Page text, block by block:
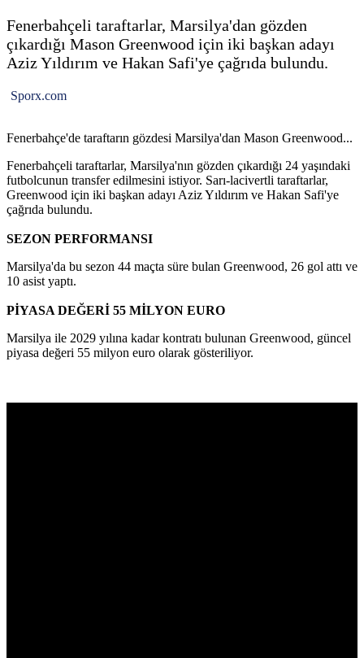
Fenerbahçeli taraftarlar, Marsilya'dan gözden
çıkardığı Mason Greenwood için iki başkan adayı
Aziz Yıldırım ve Hakan Safi'ye çağrıda bulundu.
Sporx.com
Fenerbahçe'de taraftarın gözdesi Marsilya'dan Mason Greenwood...
Fenerbahçeli taraftarlar, Marsilya'nın gözden çıkardığı 24 yaşındaki
futbolcunun transfer edilmesini istiyor. Sarı-lacivertli taraftarlar,
Greenwood için iki başkan adayı Aziz Yıldırım ve Hakan Safi'ye
çağrıda bulundu.
SEZON PERFORMANSI
Marsilya'da bu sezon 44 maçta süre bulan Greenwood, 26 gol attı ve
10 asist yaptı.
PİYASA DEĞERİ 55 MİLYON EURO
Marsilya ile 2029 yılına kadar kontratı bulunan Greenwood, güncel
piyasa değeri 55 milyon euro olarak gösteriliyor.